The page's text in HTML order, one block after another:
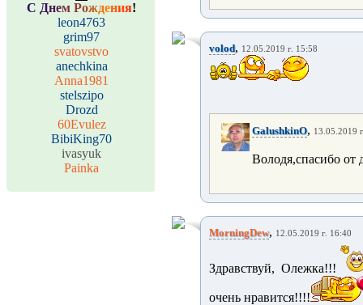
С Днем Рождения!
leon4763
grim97
svatovstvo
anechkina
Anna1981
stelszipo
Drozd
60Evulez
BibiKing70
ivasyuk
Painka
volod, 12.05.2019 г. 15:58
GalushkinO, 13.05.2019
Володя,спасибо
MorningDew, 12.05.2019 г. 16:40
Здравствуй, Олежка!!!
очень нравится!!!!